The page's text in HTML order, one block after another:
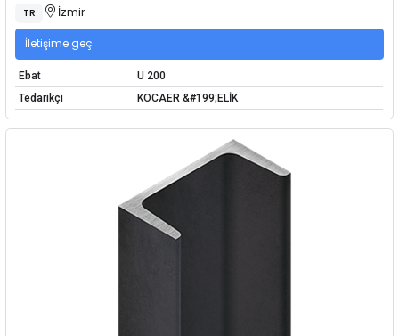
TR İzmir
İletişime geç
Ebat
U 200
Tedarikçi
KOCAER &#199;ELİK